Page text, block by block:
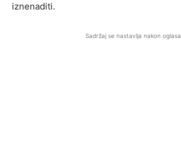
iznenaditi.
Sadržaj se nastavlja nakon oglasa